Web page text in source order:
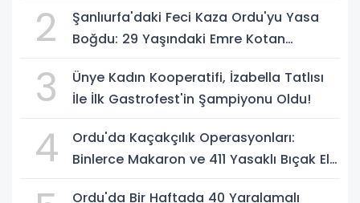
2
Şanlıurfa'daki Feci Kaza Ordu'yu Yasa
Boğdu: 29 Yaşındaki Emre Kotan
3
Ünye Kadın Kooperatifi, İzabella Tatlısı
İle İlk Gastrofest'in Şampiyonu Oldu!
4
Ordu'da Kaçakçılık Operasyonları:
Binlerce Makaron ve 411 Yasaklı Bıçak Ele
Ordu'da Bir Haftada 40 Yaralamalı